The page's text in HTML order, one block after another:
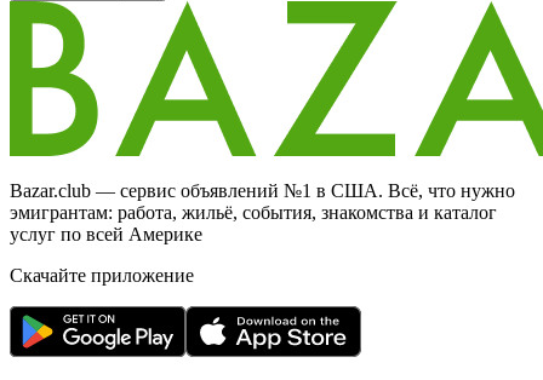
Bazar.club — сервис объявлений №1 в США. Всё, что нужно
эмигрантам: работа, жильё, события, знакомства и каталог
услуг по всей Америке
Скачайте приложение